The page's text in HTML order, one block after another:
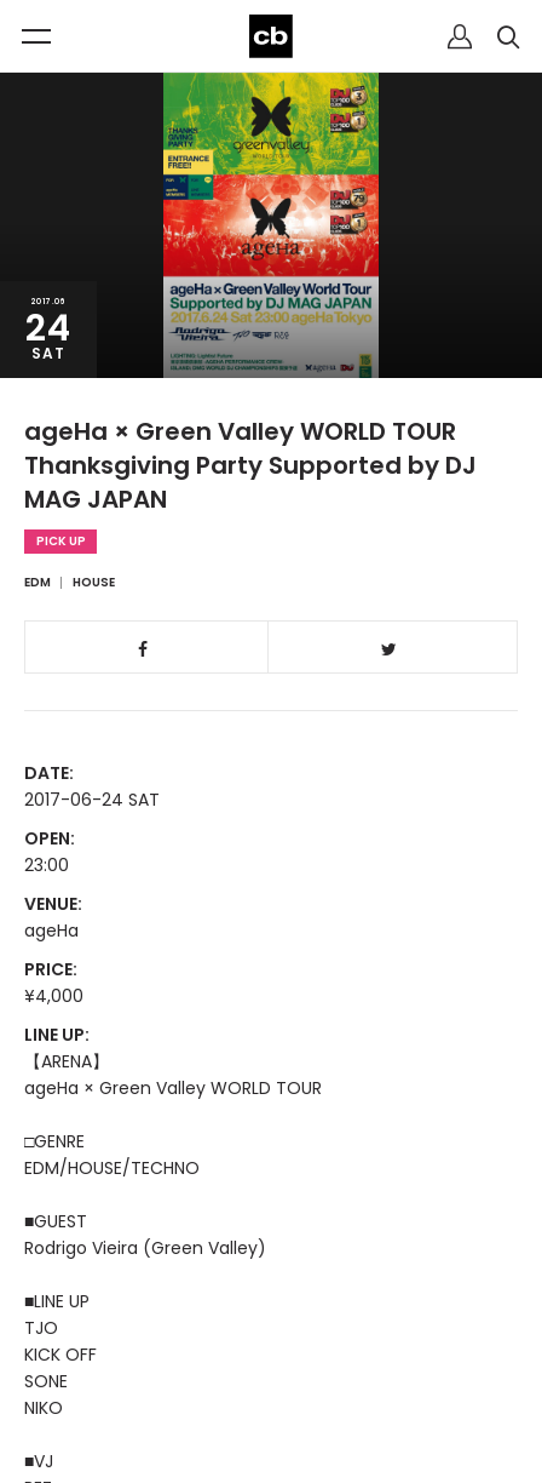
2017.06
24
SAT
ageHa × Green Valley WORLD TOUR
Thanksgiving Party Supported by DJ
MAG JAPAN
PICK UP
EDM HOUSE
DATE:
2017-06-24 SAT
OPEN:
23:00
VENUE:
ageHa
PRICE:
¥4,000
LINE UP:
【ARENA】
ageHa × Green Valley WORLD TOUR
□GENRE
EDM/HOUSE/TECHNO
■GUEST
Rodrigo Vieira (Green Valley)
■LINE UP
TJO
KICK OFF
SONE
NIKO
■VJ